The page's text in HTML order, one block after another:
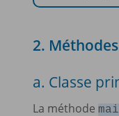
2.
a. Classe
La méthode